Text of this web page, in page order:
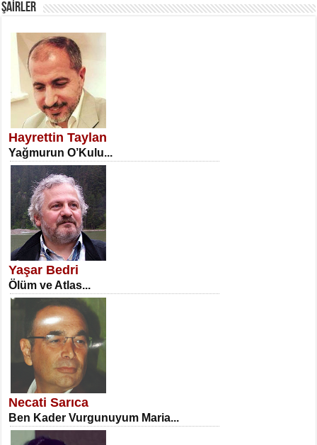
SATILMIŞ ÜMİT ÇETİNKAYA
Erkenlik...
NECLA DİLEK ARSLAN
Öğretmenler Günü Mahkemesi...
İSA KARATEPE
Ekranlar Arasında Kaybolan İnsan...
ŞAİRLER
Hayrettin Taylan
Yağmurun O’Kulu...
Yaşar Bedri
Ölüm ve Atlas...
Necati Sarıca
Ben Kader Vurgunuyum Maria...